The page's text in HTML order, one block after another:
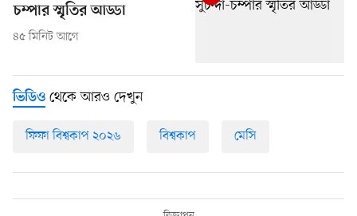
চম্পার স্মৃতির আড্ডা
৪৫ মিনিট আগে
ভিডিও থেকে আরও দেখুন
ফিফা বিশ্বকাপ ২০২৬ বিশ্বকাপ মেসি